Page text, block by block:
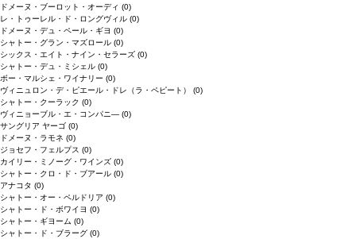
ドメーヌ・ブーロット・オーディ (0)
レ・トゥーレル・ド・ロングヴィル (0)
ドメーヌ・デュ・ペール・ギヨ (0)
シャトー・グラン・マズロール (0)
シックス・エイト・ナイン・セラーズ (0)
シャトー・デュ・ミシェル (0)
ボー・マルシェ・ワイナリー (0)
ヴィニュロン・デ・ピエール・ドレ（ラ・ペピート） (0)
シャトー・クーラック (0)
ヴィニョーブル・エ・コンパニ― (0)
サングリア ヤーゴ (0)
ドメーヌ・ラモネ (0)
ジョセフ・フェルプス (0)
カイリー・ミノーグ・ワインズ (0)
シャトー・クロ・ド・ブアール (0)
アナコタ (0)
シャトー・オー・ペルドリア (0)
シャトー・ド・ボワイヨ (0)
シャトー・ギヨーム (0)
シャトー・ド・ブラーグ (0)